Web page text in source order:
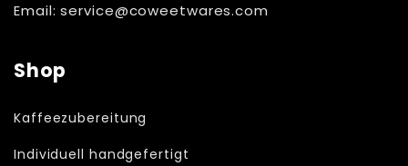
Email: service@coweetwares.com
Shop
Kaffeezubereitung
Individuell handgefertigt